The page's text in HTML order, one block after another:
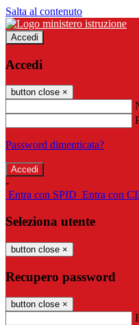
Salta al contenuto
Accedi
Accedi
button close ×
Password dimenticata?
-
Entra con SPID Entra con
Seleziona utente
button close ×
Recupero password
button close ×